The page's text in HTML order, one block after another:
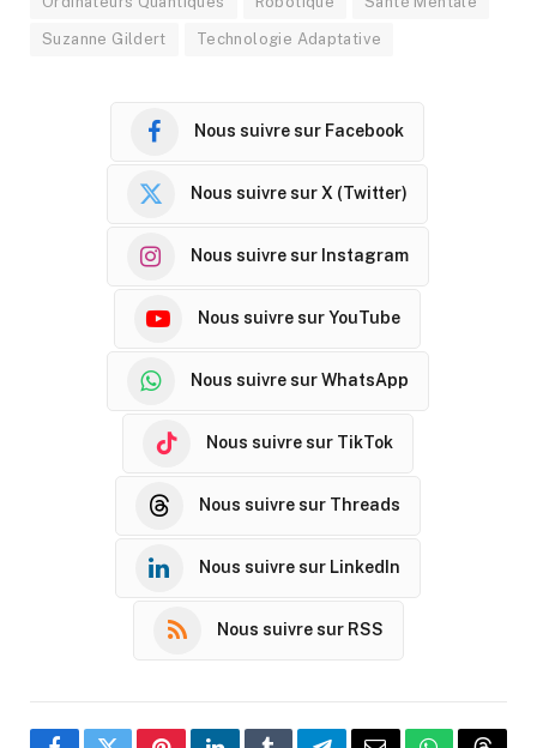
Suzanne Gildert Technologie Adaptative
Nous suivre sur Facebook
Nous suivre sur X (Twitter)
Nous suivre sur Instagram
Nous suivre sur YouTube
Nous suivre sur WhatsApp
Nous suivre sur TikTok
Nous suivre sur Threads
Nous suivre sur LinkedIn
Nous suivre sur RSS